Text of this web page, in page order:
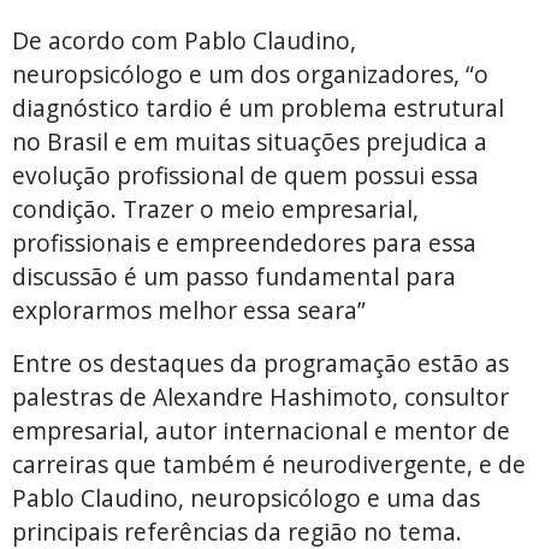
De acordo com Pablo Claudino,
neuropsicólogo e um dos organizadores, “o
diagnóstico tardio é um problema estrutural
no Brasil e em muitas situações prejudica a
evolução profissional de quem possui essa
condição. Trazer o meio empresarial,
profissionais e empreendedores para essa
discussão é um passo fundamental para
explorarmos melhor essa seara”
Entre os destaques da programação estão as
palestras de Alexandre Hashimoto, consultor
empresarial, autor internacional e mentor de
carreiras que também é neurodivergente, e de
Pablo Claudino, neuropsicólogo e uma das
principais referências da região no tema.